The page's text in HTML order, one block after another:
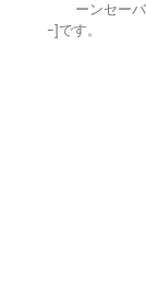
ーンセーバ
ｰ]です。